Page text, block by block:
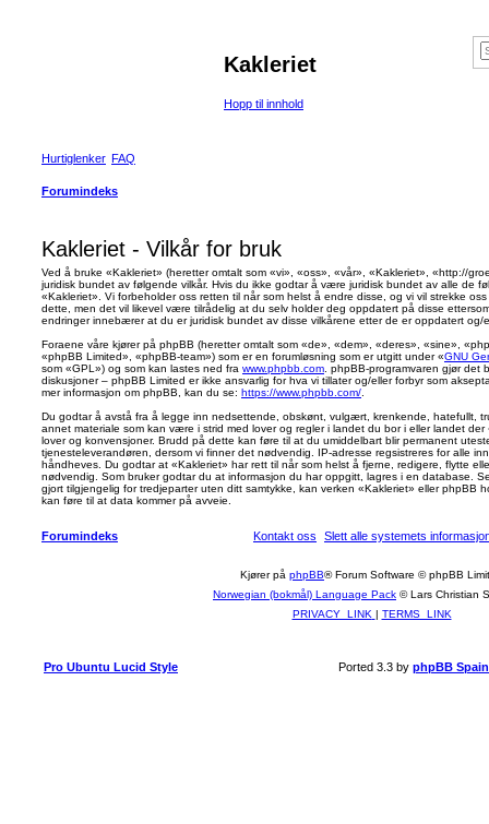
Kakleriet
Hopp til innhold
Hurtiglenker FAQ
Forumindeks
Kakleriet - Vilkår for bruk
Ved å bruke «Kakleriet» (heretter omtalt som «vi», «oss», «vår», «Kakleriet», «http://
juridisk bundet av følgende vilkår. Hvis du ikke godtar å være juridisk bundet av alle de
«Kakleriet». Vi forbeholder oss retten til når som helst å endre disse, og vi vil strekke
dette, men det vil likevel være tilrådelig at du selv holder deg oppdatert på disse
endringer innebærer at du er juridisk bundet av disse vilkårene etter de er oppdatert og/
Foraene våre kjører på phpBB (heretter omtalt som «de», «dem», «deres», «sine»,
«phpBB Limited», «phpBB-team») som er en forumløsning som er utgitt under «GNU
som «GPL») og som kan lastes ned fra www.phpbb.com . phpBB-programvaren gjør det
diskusjoner – phpBB Limited er ikke ansvarlig for hva vi tillater og/eller forbyr som
mer informasjon om phpBB, kan du se: https://www.phpbb.com/
Du godtar å avstå fra å legge inn nedsettende, obskønt, vulgært, krenkende, hatefullt,
annet materiale som kan være i strid med lover og regler i landet du bor i eller landet
lover og konvensjoner. Brudd på dette kan føre til at du umiddelbart blir permanent
tjenesteleverandøren, dersom vi finner det nødvendig. IP-adresse regsistreres for alle
håndheves. Du godtar at «Kakleriet» har rett til når som helst å fjerne, redigere, flytte
nødvendig. Som bruker godtar du at informasjon du har oppgitt, lagres i en database.
gjort tilgjengelig for tredjeparter uten ditt samtykke, kan verken «Kakleriet» eller phpBB
kan føre til at data kommer på avveie.
Forumindeks Slett alle systemets
Kontakt oss
Kjører på phpBB® Forum Software © phpBB
Norwegian (bokmål) Language Pack © Lars Christian
PRIVACY_LINK | TERMS_LINK
Pro Ubuntu Lucid Style Ported 3.3 by phpBB Spain